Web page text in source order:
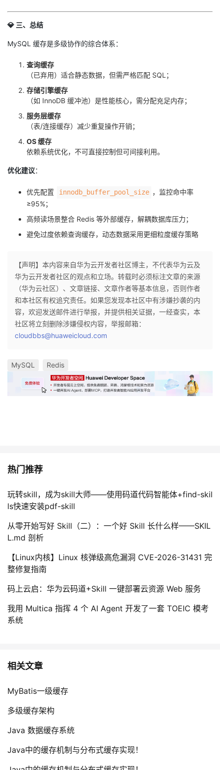
💎 三、总结
MySQL 缓存是多级协作的综合体系：
查询缓存
（已弃用）适合静态数据，但需严格匹配 SQL；
存储引擎缓存
（如 InnoDB 缓冲池）是性能核心，需分配充足内存；
服务层缓存
（表/连接缓存）减少重复操作开销；
OS 缓存
依赖系统优化，不可直接控制但可间接利用。
优化建议：
优先配置 innodb_buffer_pool_size ，监控命中率
≥95%；
高频读场景整合 Redis 等外部缓存，解耦数据库压力；
避免过度依赖查询缓存，动态数据采用更细粒度缓存策略
【声明】本内容来自华为云开发者社区博主，不代表华为云及
华为云开发者社区的观点和立场。转载时必须标注文章的来源
（华为云社区）、文章链接、文章作者等基本信息，否则作者
和本社区有权追究责任。如果您发现本社区中有涉嫌抄袭的内
容，欢迎发送邮件进行举报，并提供相关证据，一经查实，本
社区将立刻删除涉嫌侵权内容，举报邮箱：
cloudbbs@huaweicloud.com
MySQL Redis
热门推荐
玩转skill，成为skill大师——使用码道代码智能体+find-skil
ls快速安装pdf-skill
从零开始写好 Skill（二）：一个好 Skill 长什么样——SKIL
L.md 剖析
【Linux内核】Linux 核弹级高危漏洞 CVE-2026-31431 完
整修复指南
码上云启：华为云码道+Skill 一键部署云资源 Web 服务
我用 Multica 指挥 4 个 AI Agent 开发了一套 TOEIC 模考
系统
相关文章
MyBatis一级缓存
多级缓存架构
Java 数据缓存系统
Java中的缓存机制与分布式缓存实现！